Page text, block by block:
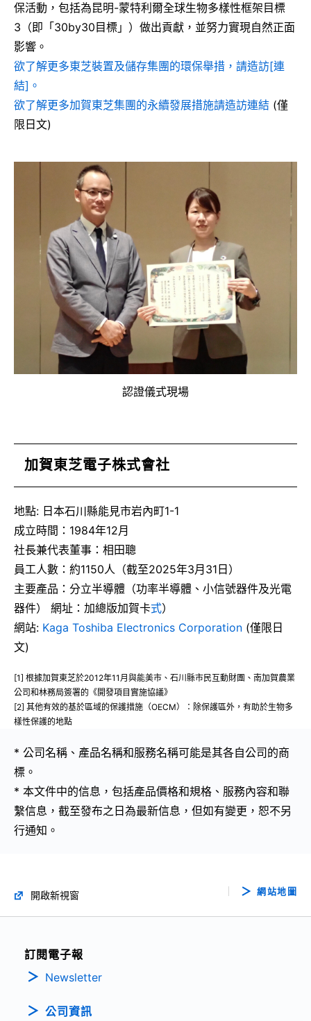
保活動，包括為昆明-蒙特利爾全球生物多樣性框架目標
3（即「30by30目標」）做出貢獻，並努力實現自然正面
影響。
欲了解更多東芝裝置及儲存集團的環保舉措，請造訪[連
結]。
欲了解更多加賀東芝集團的永續發展措施請造訪連結 (僅
限日文)
認證儀式現場
加賀東芝電子株式會社
地點: 日本石川縣能見市岩內町1-1
成立時間：1984年12月
社長兼代表董事：相田聰
員工人數：約1150人（截至2025年3月31日）
主要產品：分立半導體（功率半導體、小信號器件及光電
器件） 網址：加總版加賀卡式）
網站: Kaga Toshiba Electronics Corporation (僅限日
文)
[1] 根據加賀東芝於2012年11月與能美市、石川縣市民互動財團、南加賀農業
公司和林務局簽署的《開發項目實施協議》
[2] 其他有效的基於區域的保護措施（OECM）：除保護區外，有助於生物多
樣性保護的地點
* 公司名稱、產品名稱和服務名稱可能是其各自公司的商
標。
* 本文件中的信息，包括產品價格和規格、服務內容和聯
繫信息，截至發布之日為最新信息，但如有變更，恕不另
行通知。
開啟新視窗 網站地圖
訂閱電子報
Newsletter
公司資訊